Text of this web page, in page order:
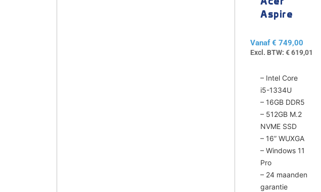
Aspire
Vanaf€ 749,00
Excl. BTW:€619,01
– Intel Core
i5-1334U
– 16GB DDR5
– 512GB M.2
NVME SSD
– 16” WUXGA
– Windows 11
Pro
– 24 maanden
garantie
optie
gekozen
worden
productpagina